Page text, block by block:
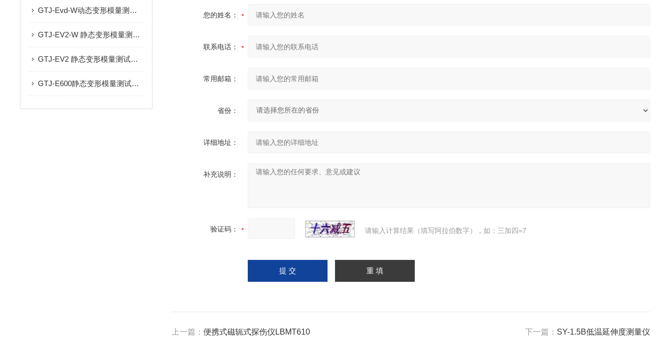
GTJ-Evd-W动态变形模量测试仪（手持落锤弯沉仪）的技术参数
GTJ-EV2-W 静态变形模量测试仪的技术参数及产品特点
GTJ-EV2 静态变形模量测试仪的产品特点及技术参数
GTJ-E600静态变形模量测试仪的技术参数及产品特点
您的姓名：
联系电话：
常用邮箱：
省份：
详细地址：
补充说明：
验证码： 请输入计算结果（填写阿拉伯数字），如：三加四=7
上一篇： 便携式磁轭式探伤仪LBMT610 下一篇： SY-1.5B低温延伸度测量仪